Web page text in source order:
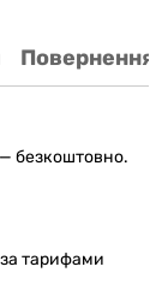
Повернення
безкоштовно.
тарифами